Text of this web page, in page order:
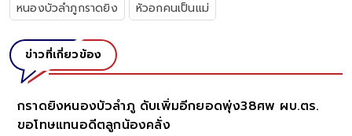
หนองบัวลำภูกราดยิง
หัวอกคนเป็นแม่
ข่าวที่เกี่ยวข้อง
กราดยิงหนองบัวลำภู ดับเพิ่มอีกยอดพุ่ง38ศพ ผบ.ตร.
ขอโทษแทนอดีตลูกน้องคลั่ง